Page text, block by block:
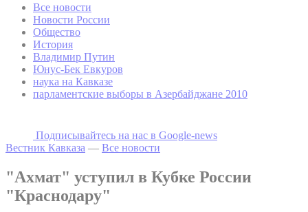
Все новости
Новости России
Общество
История
Владимир Путин
Юнус-Бек Евкуров
наука на Кавказе
парламентские выборы в Азербайджане 2010
Подписывайтесь на наc в Google-news
Вестник Кавказа — Все новости
"Ахмат" уступил в Кубке России
"Краснодару"